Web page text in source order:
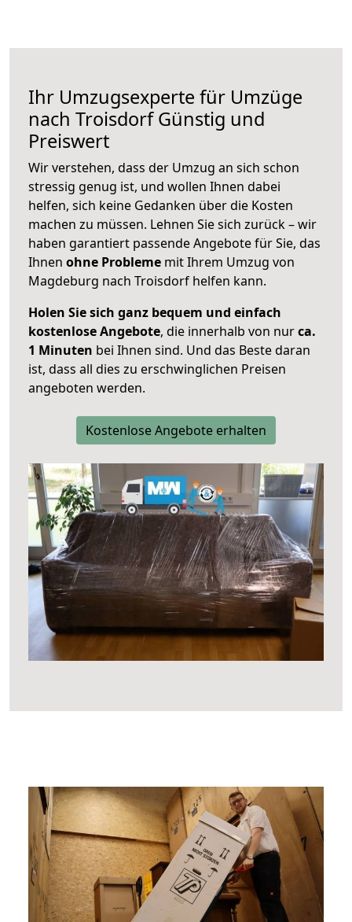
Ihr Umzugsexperte für Umzüge
nach TroisdorfGünstig und
Preiswert
Wir verstehen, dass der Umzug an sich schon
stressig genug ist, und wollen Ihnen dabei
helfen, sich keine Gedanken über die Kosten
machen zu müssen. Lehnen Sie sich zurück – wir
haben garantiert passende Angebote für Sie, das
Ihnen ohne Probleme mit Ihrem Umzug von
Magdeburg nach Troisdorf helfen kann.
Holen Sie sich ganz bequem und einfach
kostenlose Angebote, die innerhalb von nurca.
1 Minuten bei Ihnen sind. Und das Beste daran
ist, dass all dies zu erschwinglichen Preisen
angeboten werden.
Kostenlose Angebote erhalten